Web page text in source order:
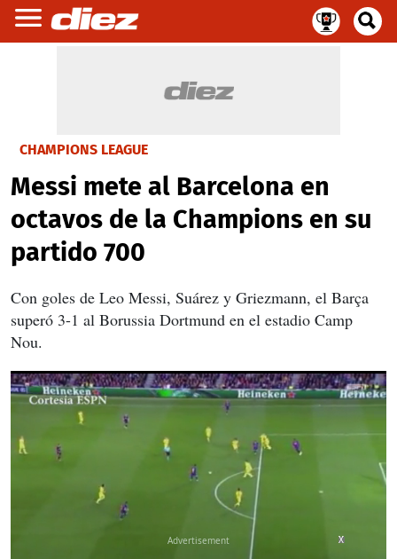
CHAMPIONS LEAGUE
Messi mete al Barcelona en
octavos de la Champions en su
partido 700
Con goles de Leo Messi, Suárez y Griezmann, el Barça
superó 3-1 al Borussia Dortmund en el estadio Camp
Nou.
X
X